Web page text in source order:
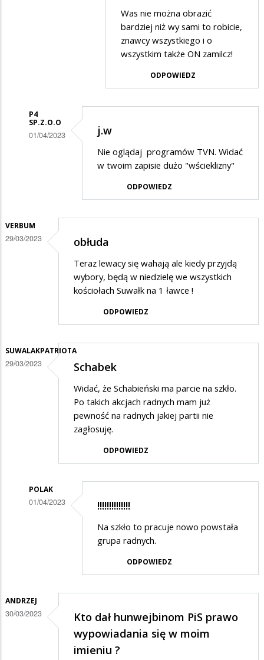
Was nie można obrazić
bardziej niż wy sami to robicie,
znawcy wszystkiego i o
wszystkim także ON zamilcz!
ODPOWIEDZ
P4
SP.Z.O.O
01/04/2023
odpowiedzi
na
j.w
Nie oglądaj programów TVN. Widać
w twoim zapisie dużo "wścieklizny"
ODPOWIEDZ
VERBUM
29/03/2023 obłuda
Teraz lewacy się wahają ale kiedy przyjdą
wybory, będą w niedzielę we wszystkich
kościołach Suwałk na 1 ławce !
ODPOWIEDZ
SUWALAKPATRIOTA
29/03/2023 Schabek
Widać, że Schabieński ma parcie na szkło.
Po takich akcjach radnych mam już
pewność na radnych jakiej partii nie
zagłosuję.
ODPOWIEDZ
POLAK
01/04/2023
na
!!!!!!!!!!!!!!
Na szkło to pracuje nowo powstała
grupa radnych.
ODPOWIEDZ
ANDRZEJ
30/03/2023
Kto dał hunwejbinom PiS prawo
wypowiadania się w moim
imieniu ?